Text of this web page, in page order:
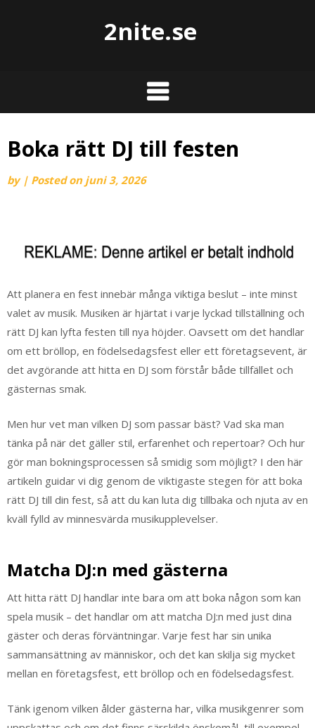
2nite.se
Boka rätt DJ till festen
by | Posted on juni 3, 2026
Att planera en fest innebär många viktiga beslut – inte minst
valet av musik. Musiken är hjärtat i varje lyckad tillställning och
rätt DJ kan lyfta festen till nya höjder. Oavsett om det handlar
om ett bröllop, en födelsedagsfest eller ett företagsevent, är
det avgörande att hitta en DJ som förstår både tillfället och
gästernas smak.
Men hur vet man vilken DJ som passar bäst? Vad ska man
tänka på när det gäller stil, erfarenhet och repertoar? Och hur
gör man bokningsprocessen så smidig som möjligt? I den här
artikeln guidar vi dig genom de viktigaste stegen för att boka
rätt DJ till din fest, så att du kan luta dig tillbaka och njuta av en
kväll fylld av minnesvärda musikupplevelser.
Matcha DJ:n med gästerna
Att hitta rätt DJ handlar inte bara om att boka någon som kan
spela musik – det handlar om att matcha DJ:n med just dina
gäster och deras förväntningar. Varje fest har sin unika
sammansättning av människor, och det kan skilja sig mycket
mellan en företagsfest, ett bröllop och en födelsedagsfest.
Tänk igenom vilken ålder gästerna har, vilka musikgenrer som